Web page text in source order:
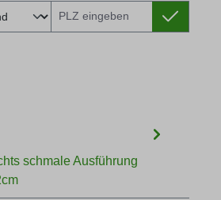
schmale Ausführung